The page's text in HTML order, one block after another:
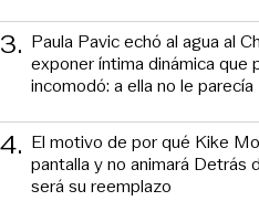
3. Paula Pavic echó al agua al
exponer íntima dinámica que
incomodó: a ella no le parecía
4. El motivo de por qué Kike
pantalla y no animará Detrás
será su reemplazo